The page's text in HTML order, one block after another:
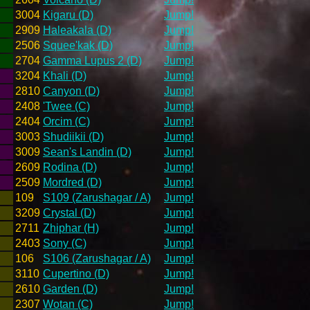
3004 Kigaru (D)
Jump!
2909 Haleakala (D)
Jump!
2506 Squee'kak (D)
Jump!
2704 Gamma Lupus 2 (D)
Jump!
3204 Khali (D)
Jump!
2810 Canyon (D)
Jump!
2408 'Twee (C)
Jump!
2404 Orcim (C)
Jump!
3003 Shudiikii (D)
Jump!
3009 Sean's Landin (D)
Jump!
2609 Rodina (D)
Jump!
2509 Mordred (D)
Jump!
109
S109 (Zarushagar / A)
Jump!
3209 Crystal (D)
Jump!
2711 Zhiphar (H)
Jump!
2403 Sony (C)
Jump!
106
S106 (Zarushagar / A)
Jump!
3110 Cupertino (D)
Jump!
2610 Garden (D)
Jump!
2307 Wotan (C) Jump!